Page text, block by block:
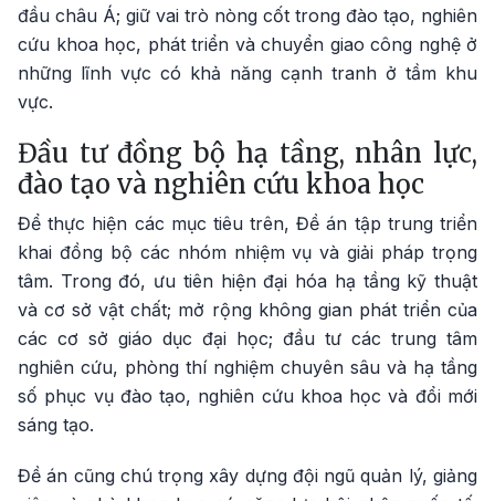
đầu châu Á; giữ vai trò nòng cốt trong đào tạo, nghiên
cứu khoa học, phát triển và chuyển giao công nghệ ở
những lĩnh vực có khả năng cạnh tranh ở tầm khu
vực.
Đầu tư đồng bộ hạ tầng, nhân lực,
đào tạo và nghiên cứu khoa học
Để thực hiện các mục tiêu trên, Đề án tập trung triển
khai đồng bộ các nhóm nhiệm vụ và giải pháp trọng
tâm. Trong đó, ưu tiên hiện đại hóa hạ tầng kỹ thuật
và cơ sở vật chất; mở rộng không gian phát triển của
các cơ sở giáo dục đại học; đầu tư các trung tâm
nghiên cứu, phòng thí nghiệm chuyên sâu và hạ tầng
số phục vụ đào tạo, nghiên cứu khoa học và đổi mới
sáng tạo.
Đề án cũng chú trọng xây dựng đội ngũ quản lý, giảng